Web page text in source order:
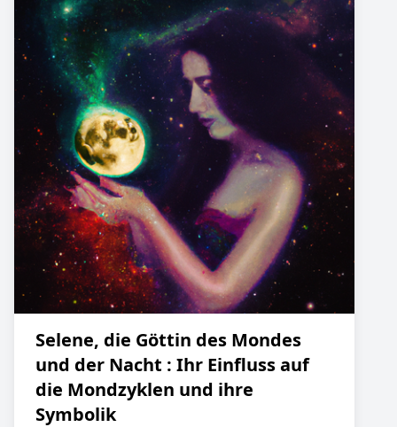
Selene, die Göttin des Mondes
und der Nacht : Ihr Einfluss auf
die Mondzyklen und ihre
Symbolik